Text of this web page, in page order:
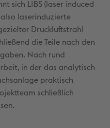
sich LIBS (laser induced
laserinduzierte
Druckluftstrahl
die Teile nach den
Nach rund
in der das analytisch
praktisch
schließlich